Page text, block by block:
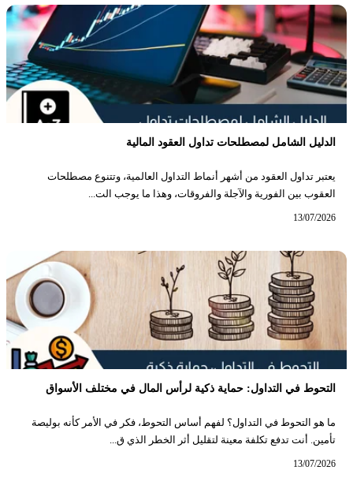
الدليل الشامل لمصطلحات تداول العقود المالية
يعتبر تداول العقود من أشهر أنماط التداول العالمية، وتتنوع مصطلحات
العقوب بين الفورية والآجلة والفروقات، وهذا ما يوجب الت...
13/07/2026
التحوط في التداول: حماية ذكية لرأس المال في مختلف الأسواق
ما هو التحوط في التداول؟ لفهم أساس التحوط، فكر في الأمر كأنه بوليصة
تأمين. أنت تدفع تكلفة معينة لتقليل أثر الخطر الذي ق...
13/07/2026